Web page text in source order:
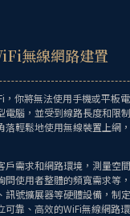
無線網路建置
，你將無法使用手機或平板
電腦，並受到線路長度和限
落輕鬆地使用無線裝置上網
戶需求和網路環境，測量空
問使用者整體的頻寬需求等
訊號擴展器等硬體設備，制
靠、高效的WiFi無線網路環